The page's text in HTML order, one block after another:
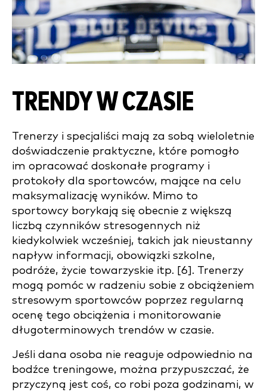
TRENDY W CZASIE
Trenerzy i specjaliści mają za sobą wieloletnie
doświadczenie praktyczne, które pomogło
im opracować doskonałe programy i
protokoły dla sportowców, mające na celu
maksymalizację wyników. Mimo to
sportowcy borykają się obecnie z większą
liczbą czynników stresogennych niż
kiedykolwiek wcześniej, takich jak nieustanny
napływ informacji, obowiązki szkolne,
podróże, życie towarzyskie itp. [6]. Trenerzy
mogą pomóc w radzeniu sobie z obciążeniem
stresowym sportowców poprzez regularną
ocenę tego obciążenia i monitorowanie
długoterminowych trendów w czasie.
Jeśli dana osoba nie reaguje odpowiednio na
bodźce treningowe, można przypuszczać, że
przyczyną jest coś, co robi poza godzinami, w